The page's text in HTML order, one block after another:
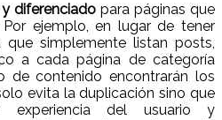
diferenciado para páginas que
ejemplo, en lugar de tener
que simplemente listan posts,
a cada página de categoría
de contenido encontrarán los
evita la duplicación sino que
experiencia del usuario y